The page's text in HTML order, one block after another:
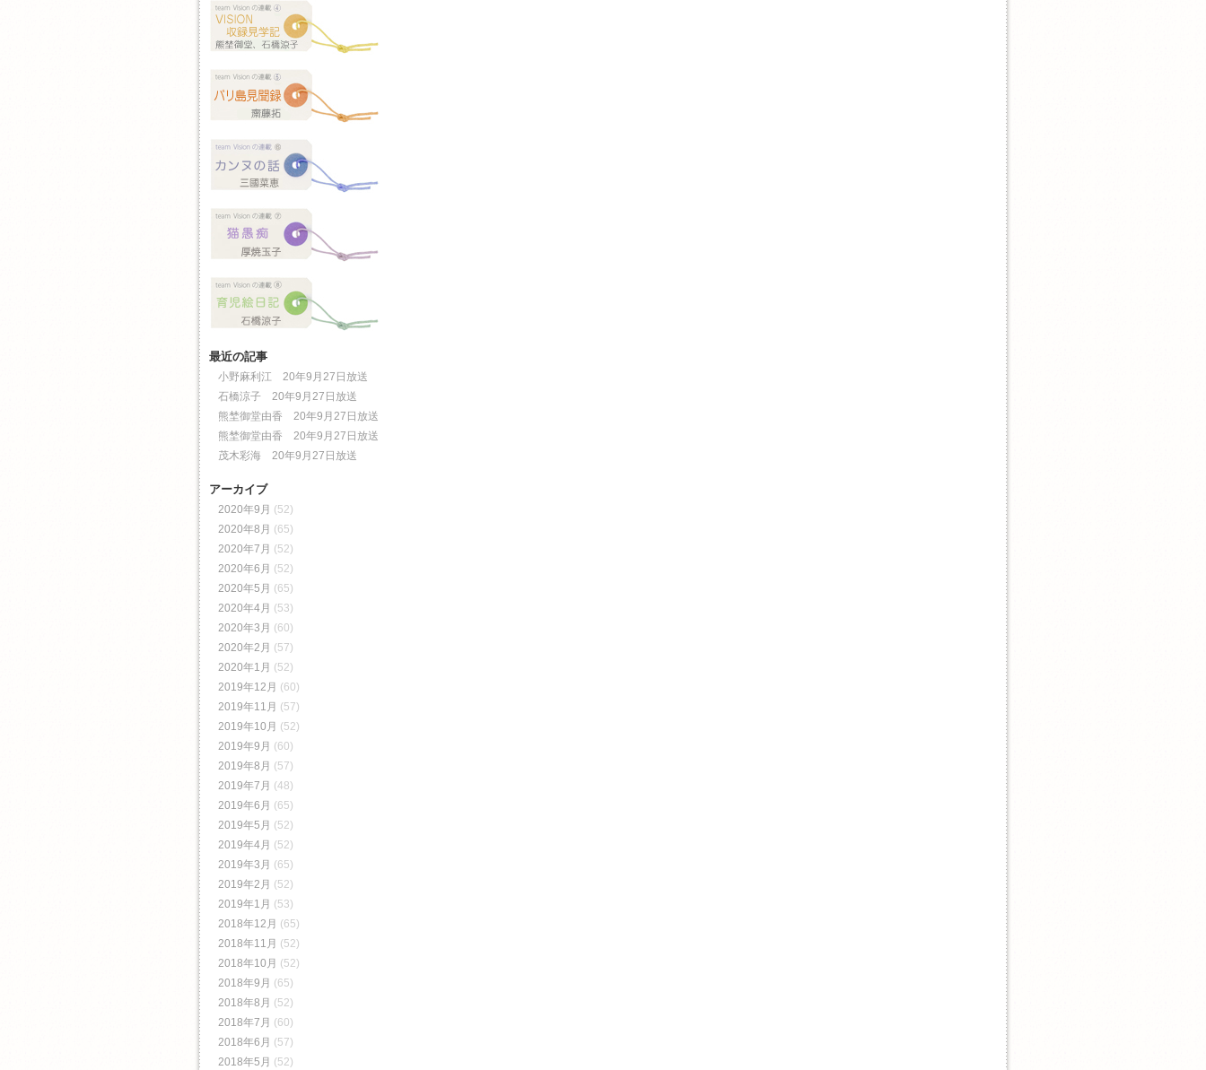
最近の記事
小野麻利江 20年9月27日放送
石橋涼子 20年9月27日放送
熊埜御堂由香 20年9月27日放送
熊埜御堂由香 20年9月27日放送
茂木彩海 20年9月27日放送
アーカイブ
2020年9月 (52)
2020年8月 (65)
2020年7月 (52)
2020年6月 (52)
2020年5月 (65)
2020年4月 (53)
2020年3月 (60)
2020年2月 (57)
2020年1月 (52)
2019年12月 (60)
2019年11月 (57)
2019年10月 (52)
2019年9月 (60)
2019年8月 (57)
2019年7月 (48)
2019年6月 (65)
2019年5月 (52)
2019年4月 (52)
2019年3月 (65)
2019年2月 (52)
2019年1月 (53)
2018年12月 (65)
2018年11月 (52)
2018年10月 (52)
2018年9月 (65)
2018年8月 (52)
2018年7月 (60)
2018年6月 (57)
2018年5月 (52)